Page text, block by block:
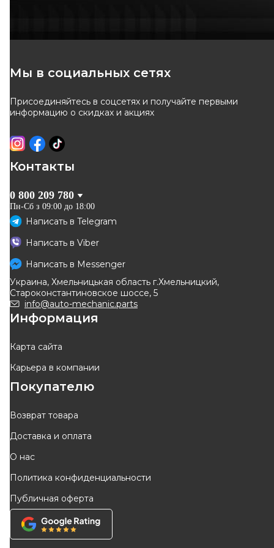
Мы в социальных сетях
Присоединяйтесь в соцсетях и получайте первыми
информацию о скидках и акциях
Контакты
0 800 209 780
Пн-Сб з 09:00 до 18:00
Написать в Telegram
Написать в Viber
Написать в Messenger
Украина, Хмельницькая область г.Хмельницкий,
Староконстантиновское шоссе, 5
info@auto-mechanic.parts
Информация
Карта сайта
Карьера в компании
Покупателю
Возврат товара
Доставка и оплата
О нас
Политика конфиденциальности
Публичная оферта